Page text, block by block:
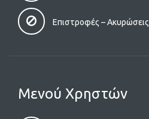
Επιστροφές – Aκυρώσεις
Μενού Χρηστών